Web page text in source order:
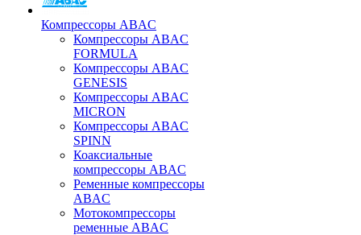
Компрессоры ABAC
Компрессоры ABAC
FORMULA
Компрессоры ABAC
GENESIS
Компрессоры ABAC
MICRON
Компрессоры ABAC
SPINN
Коаксиальные
компрессоры ABAC
Ременные компрессоры
ABAC
Мотокомпрессоры
ременные ABAC